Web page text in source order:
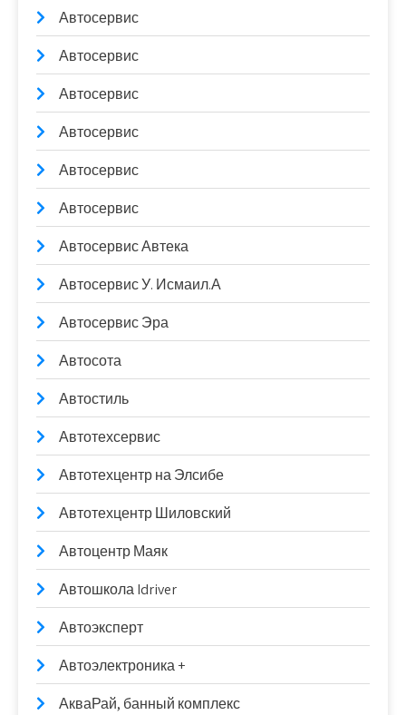
Автосервис
Автосервис
Автосервис
Автосервис
Автосервис
Автосервис
Автосервис Автека
Автосервис У. Исмаил.А
Автосервис Эра
Автосота
Автостиль
Автотехсервис
Автотехцентр на Элсибе
Автотехцентр Шиловский
Автоцентр Маяк
Автошкола Idriver
Автоэксперт
Автоэлектроника +
АкваРай, банный комплекс